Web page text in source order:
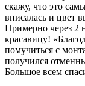
скажу, что это
вписалась и цвет
Примерно через 2
красавицу!
помучиться с
получился
Большое всем